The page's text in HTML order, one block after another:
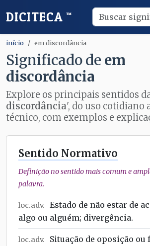
DICITECA ™
início em discordância
Significado de em
discordância
Explore os principais sentidos
discordância', do uso cotidiano
técnico, com exemplos e
Sentido Normativo
Definição no sentido mais comum e
palavra.
loc.adv.
Estado de não estar de
algo ou alguém; divergência.
loc.adv.
Situação de oposição ou